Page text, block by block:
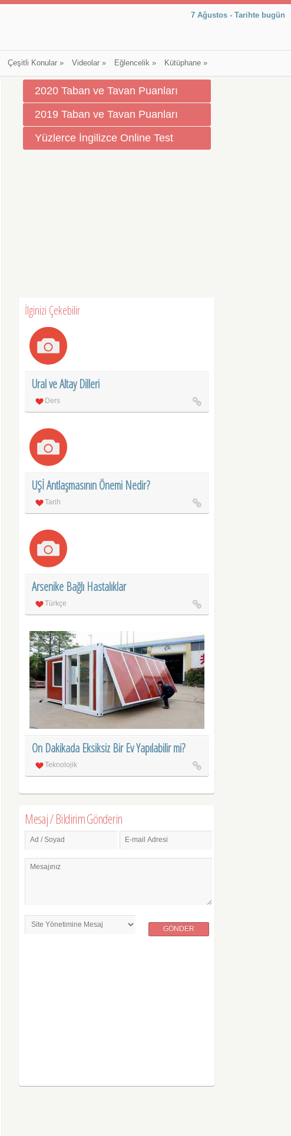
7 Ağustos - Tarihte bugün
Çeşitli Konular» Videolar» Eğlencelik» Kütüphane»
2020 Taban ve Tavan Puanları
2019 Taban ve Tavan Puanları
Yüzlerce İngilizce Online Test
İlginizi Çekebilir
Ural ve Altay Dilleri
Ders
UŞİ Antlaşmasının Önemi Nedir?
Tarih
Arsenike Bağlı Hastalıklar
Türkçe
On Dakikada Eksiksiz Bir Ev Yapılabilir mi?
Teknolojik
Mesaj / Bildirim Gönderin
Ad / Soyad E-mail Adresi
Mesajınız
GÖNDER